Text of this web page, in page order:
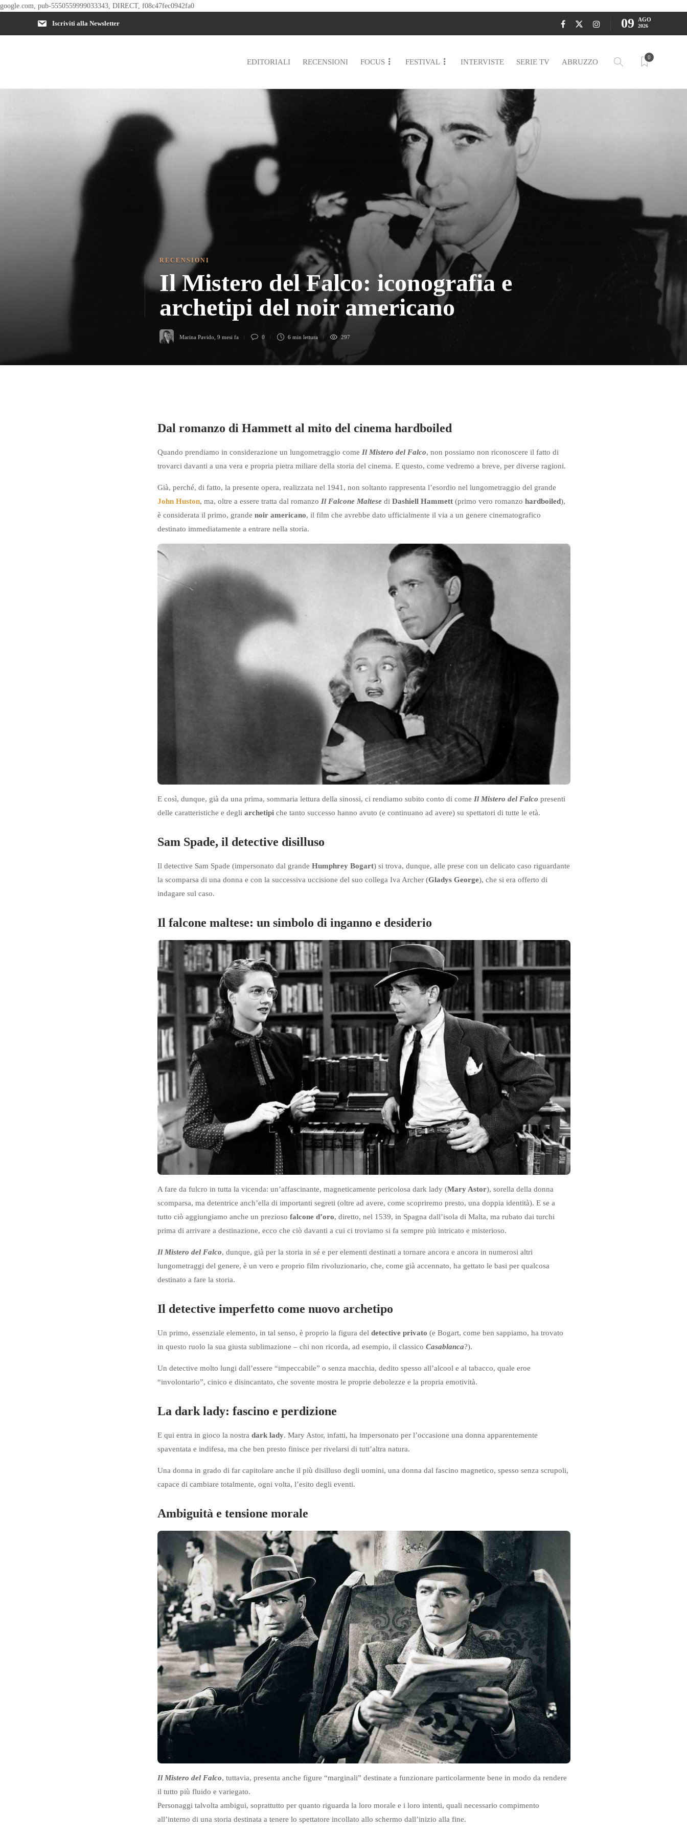
google.com, pub-5550559999033343, DIRECT, f08c47fec0942fa0
Iscriviti alla Newsletter 09 AGO
2026
EDITORIALI RECENSIONI FOCUS FESTIVAL INTERVISTE SERIE TV ABRUZZO
0
RECENSIONI
Il Mistero del Falco: iconografia e
archetipi del noir americano
Marina Pavido 9 mesi fa 0 6 min lettura 297
Dal romanzo di Hammett al mito del cinema hardboiled
Quando prendiamo in considerazione un lungometraggio come Il Mistero del Falco, non possiamo non riconoscere il fatto di
trovarci davanti a una vera e propria pietra miliare della storia del cinema. E questo, come vedremo a breve, per diverse ragioni.
Già, perché, di fatto, la presente opera, realizzata nel 1941, non soltanto rappresenta l’esordio nel lungometraggio del grande
John Huston, ma, oltre a essere tratta dal romanzo Il Falcone Maltese di Dashiell Hammett (primo vero romanzo hardboiled),
è considerata il primo, grande noir americano, il film che avrebbe dato ufficialmente il via a un genere cinematografico
destinato immediatamente a entrare nella storia.
E così, dunque, già da una prima, sommaria lettura della sinossi, ci rendiamo subito conto di come Il Mistero del Falco presenti
delle caratteristiche e degli archetipi che tanto successo hanno avuto (e continuano ad avere) su spettatori di tutte le età.
Sam Spade, il detective disilluso
Il detective Sam Spade (impersonato dal grande Humphrey Bogart) si trova, dunque, alle prese con un delicato caso riguardante
la scomparsa di una donna e con la successiva uccisione del suo collega Iva Archer (Gladys George), che si era offerto di
indagare sul caso.
Il falcone maltese: un simbolo di inganno e desiderio
A fare da fulcro in tutta la vicenda: un’affascinante, magneticamente pericolosa dark lady (Mary Astor), sorella della donna
scomparsa, ma detentrice anch’ella di importanti segreti (oltre ad avere, come scopriremo presto, una doppia identità). E se a
tutto ciò aggiungiamo anche un prezioso falcone d’oro, diretto, nel 1539, in Spagna dall’isola di Malta, ma rubato dai turchi
prima di arrivare a destinazione, ecco che ciò davanti a cui ci troviamo si fa sempre più intricato e misterioso.
Il Mistero del Falco, dunque, già per la storia in sé e per elementi destinati a tornare ancora e ancora in numerosi altri
lungometraggi del genere, è un vero e proprio film rivoluzionario, che, come già accennato, ha gettato le basi per qualcosa
destinato a fare la storia.
Il detective imperfetto come nuovo archetipo
Un primo, essenziale elemento, in tal senso, è proprio la figura del detective privato (e Bogart, come ben sappiamo, ha trovato
in questo ruolo la sua giusta sublimazione – chi non ricorda, ad esempio, il classico Casablanca?).
Un detective molto lungi dall’essere “impeccabile” o senza macchia, dedito spesso all’alcool e al tabacco, quale eroe
“involontario”, cinico e disincantato, che sovente mostra le proprie debolezze e la propria emotività.
La dark lady: fascino e perdizione
E qui entra in gioco la nostra dark lady. Mary Astor, infatti, ha impersonato per l’occasione una donna apparentemente
spaventata e indifesa, ma che ben presto finisce per rivelarsi di tutt’altra natura.
Una donna in grado di far capitolare anche il più disilluso degli uomini, una donna dal fascino magnetico, spesso senza scrupoli,
capace di cambiare totalmente, ogni volta, l’esito degli eventi.
Ambiguità e tensione morale
Il Mistero del Falco, tuttavia, presenta anche figure “marginali” destinate a funzionare particolarmente bene in modo da rendere
il tutto più fluido e variegato.
Personaggi talvolta ambigui, soprattutto per quanto riguarda la loro morale e i loro intenti, quali necessario compimento
all’interno di una storia destinata a tenere lo spettatore incollato allo schermo dall’inizio alla fine.